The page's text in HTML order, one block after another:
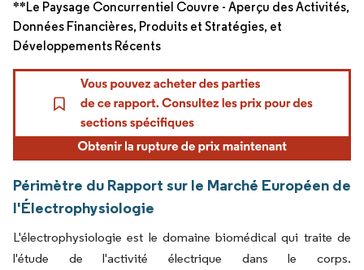
**Le Paysage Concurrentiel Couvre - Aperçu des Activités,
Données Financières, Produits et Stratégies, et
Développements Récents
Périmètre du Rapport sur le Marché Européen de
l'Électrophysiologie
L'électrophysiologie est le domaine biomédical qui traite de
l'étude de l'activité électrique dans le corps.